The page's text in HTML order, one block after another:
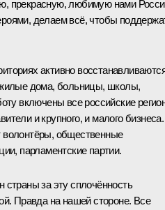
прекрасную, любимую нами
делаем всё, чтобы
активно
жилые дома, больницы, школы,
включены все российские
и крупного, и малого бизнеса.
общественные
парламентские партии.
страны за эту сплочённость
Правда на нашей стороне. Все